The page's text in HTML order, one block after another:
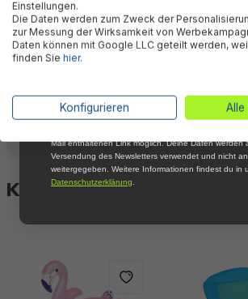
Warnhinweise
Herstellerinformation
Kunden kauften auch
Einstellungen.
Die Daten werden zum Zweck der
zur Messung der Wirksamkeit von
Daten können mit Google LLC geteilt werden,
finden Sie hier.
Konfigurieren Alle
Email
*Mit der Anmeldung zum Newsletter stimmst du zu,
Mail über aktuelle Angebote, Aktionen und
Mail enthaltenen Link möglich. Deine Daten werden
Versendung des Newsletters verwendet und nicht
weitergegeben. Weitere Informationen findest du in
Datenschutzerklärung